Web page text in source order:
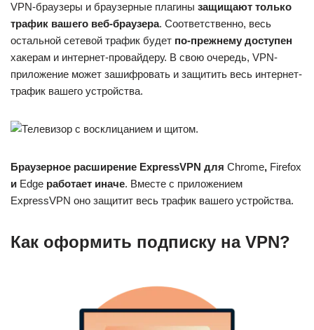
VPN-браузеры и браузерные плагины защищают только
трафик вашего веб-браузера. Соответственно, весь
остальной сетевой трафик будет по-прежнему доступен
хакерам и интернет-провайдеру. В свою очередь, VPN-
приложение может зашифровать и защитить весь интернет-
трафик вашего устройства.
Браузерное расширение ExpressVPN для Chrome, Firefox
и Edge работает иначе. Вместе с приложением
ExpressVPN оно защитит весь трафик вашего устройства.
Как оформить подписку на VPN?